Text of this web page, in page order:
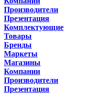
Производители
Презентация
Комплектующие
Товары
Бренды
Маркеты
Магазины
Компании
Производители
Презентация